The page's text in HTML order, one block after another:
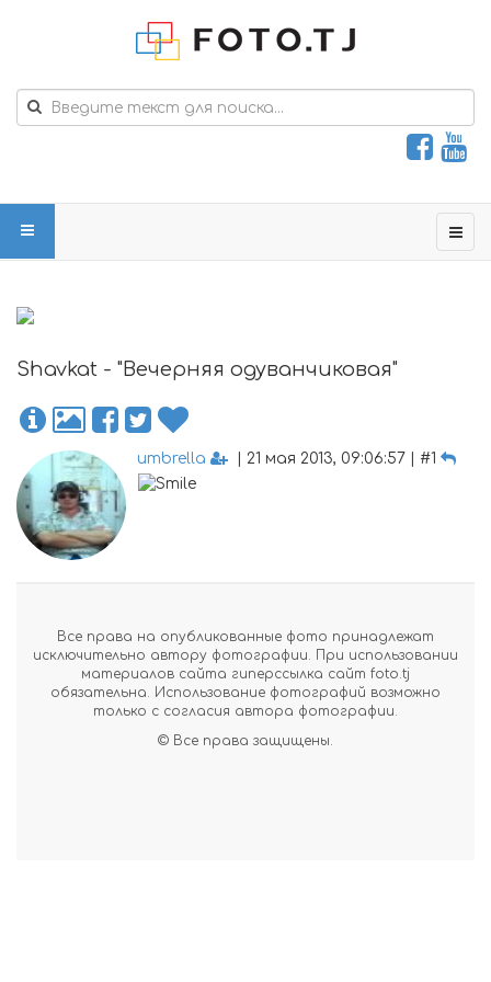
Shavkat - "Вечерняя одуванчиковая"
umbrella | 21 мая 2013, 09:06:57 | #1
Все права на опубликованные фото принадлежат
исключительно автору фотографии. При использовании
материалов сайта гиперссылка сайт foto.tj
обязательна. Использование фотографий возможно
только с согласия автора фотографии.
© Все права защищены.